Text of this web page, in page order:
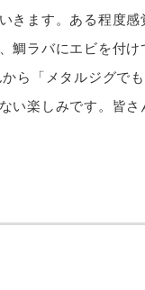
きます。ある程度感
鯛ラバにエビを付け
ら「メタルジグで
い楽しみです。皆さ